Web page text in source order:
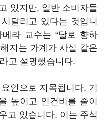
있지만, 일반 소비자들
달리고 있다는 것입니
라 교수는 “달로 향하
지는 가계가 사실 같은
고 설명했습니다.
인으로 지목됩니다. 기
높이고 인건비를 줄이
고 있습니다. 이는 주식